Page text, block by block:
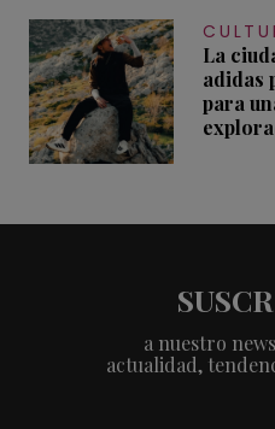
La
adidas
para
a nuestro
actualidad,